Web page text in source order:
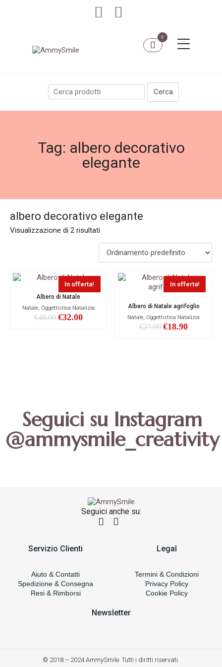
0
Tag: albero decorativo
elegante
albero decorativo elegante
Visualizzazione di 2 risultati
In offerta!
Albero di Natale
Natale, Oggettistica Natalizia
€46.00 €32.00
In offerta!
Albero di Natale agrifoglio
Natale, Oggettistica Natalizia
€27.00 €18.90
Seguici su Instagram
@ammysmile_creativity
Seguici anche su:
Servizio Clienti
Aiuto & Contatti
Spedizione & Consegna
Resi & Rimborsi
Legal
Termini & Condizioni
Privacy Policy
Cookie Policy
Newsletter
© 2018 – 2024 AmmySmile. Tutti i diritti riservati.